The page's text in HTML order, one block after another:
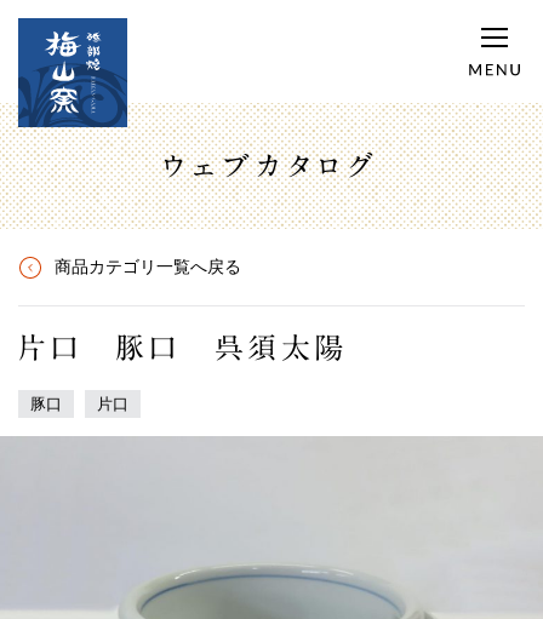
ウェブカタログ
商品カテゴリ一覧へ戻る
片口 豚口 呉須太陽
豚口 片口